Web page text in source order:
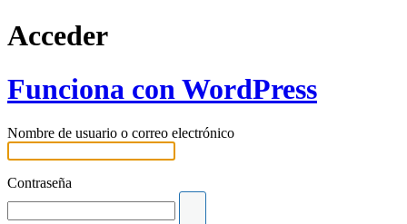
Acceder
Funciona con WordPress
Nombre de usuario o correo electrónico
Contraseña